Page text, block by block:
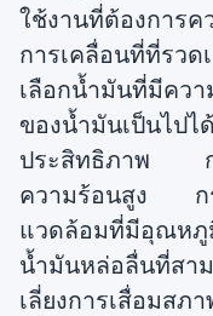
ใช้งานที่ต้องการ
การเคลื่อนที่ที่รว
เลือกน้ำมันที่มีคว
ของน้ำมันเป็นไปไ
ประสิทธิภาพ กา
ความร้อนสูง กร
แวดล้อมที่มีอุณหภู
น้ำมันหล่อลื่นที่สา
เลี่ยงการเสื่อมสภ